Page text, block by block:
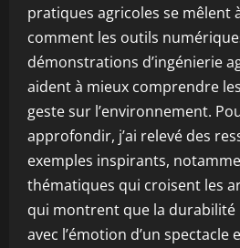
pratiques agricoles se mêlent
comment les outils
démonstrations d’ingénierie
aident à mieux comprendre
geste sur l’environnement.
approfondir, j’ai relevé des
exemples inspirants,
thématiques qui croisent les
qui montrent que la durabilité
avec l’émotion d’un spectacle